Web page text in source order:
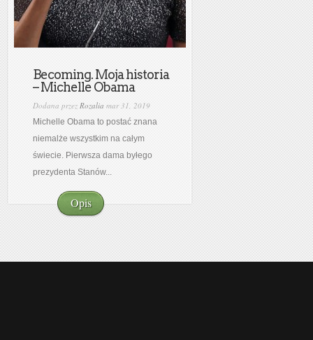
Becoming. Moja historia
– Michelle Obama
Dodana przez Rozalia mar 31, 2019
Michelle Obama to postać znana
niemalże wszystkim na całym
świecie. Pierwsza dama byłego
prezydenta Stanów...
Opis